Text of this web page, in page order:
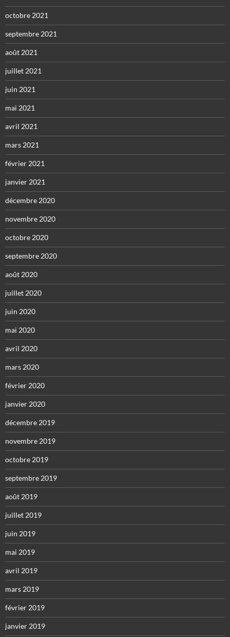
octobre 2021
septembre 2021
août 2021
juillet 2021
juin 2021
mai 2021
avril 2021
mars 2021
février 2021
janvier 2021
décembre 2020
novembre 2020
octobre 2020
septembre 2020
août 2020
juillet 2020
juin 2020
mai 2020
avril 2020
mars 2020
février 2020
janvier 2020
décembre 2019
novembre 2019
octobre 2019
septembre 2019
août 2019
juillet 2019
juin 2019
mai 2019
avril 2019
mars 2019
février 2019
janvier 2019